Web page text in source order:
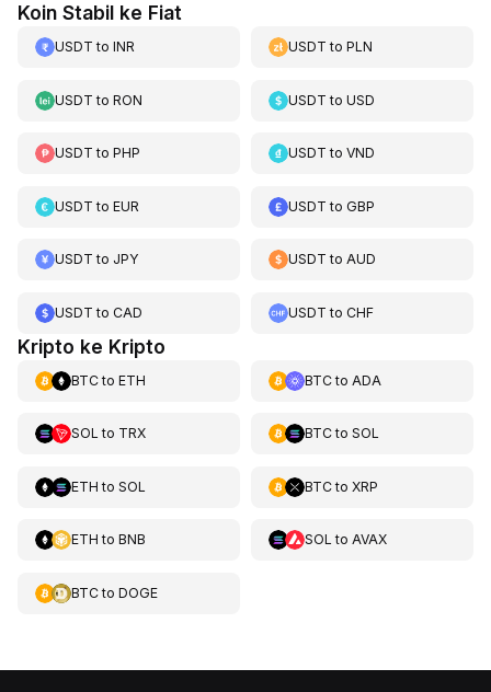
Koin Stabil ke Fiat
USDT to INR USDT toPLN
USDT to RON USDT toUSD
USDT to PHP USDT toVND
USDT to EUR USDT toGBP
USDT to JPY USDT toAUD
USDT to CAD USDT toCHF
Kripto ke Kripto
BTCto ETH BTCto ADA
SOL to TRX BTCto SOL
ETH to SOL BTCto XRP
ETH to BNB SOL to AVAX
BTCto DOGE